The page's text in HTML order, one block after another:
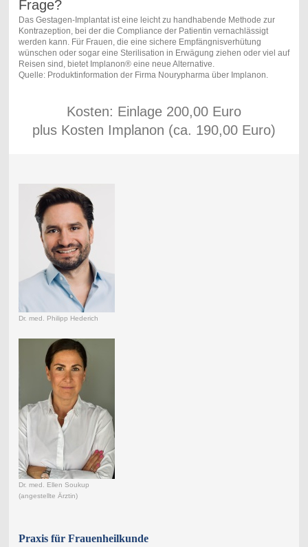
Frage?
Das Gestagen-Implantat ist eine leicht zu handhabende Methode zur
Kontrazeption, bei der die Compliance der Patientin vernachlässigt
werden kann. Für Frauen, die eine sichere Empfängnisverhütung
wünschen oder sogar eine Sterilisation in Erwägung ziehen oder viel auf
Reisen sind, bietet Implanon® eine neue Alternative.
Quelle: Produktinformation der Firma Nourypharma über Implanon.
Kosten: Einlage 200,00 Euro
plus Kosten Implanon (ca. 190,00 Euro)
Dr. med. Philipp Hederich
Dr. med. Ellen Soukup
(angestellte Ärztin)
Praxis für Frauenheilkunde